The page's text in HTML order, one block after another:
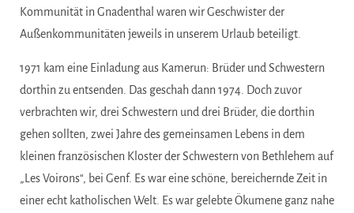
Kommunität in Gnadenthal waren wir Geschwister der
Außenkommunitäten jeweils in unserem Urlaub beteiligt.
1971 kam eine Einladung aus Kamerun: Brüder und Schwestern
dorthin zu entsenden. Das geschah dann 1974. Doch zuvor
verbrachten wir, drei Schwestern und drei Brüder, die dorthin
gehen sollten, zwei Jahre des gemeinsamen Lebens in dem
kleinen französischen Kloster der Schwestern von Bethlehem auf
„Les Voirons“, bei Genf. Es war eine schöne, bereichernde Zeit in
einer echt katholischen Welt. Es war gelebte Ökumene ganz nahe